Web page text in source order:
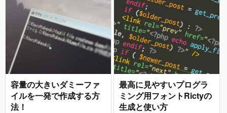
容量の大きいダミーファ
イルを一発で作成する方
法！
最高に見やすいプログラ
ミング用フォントRictyの
生成と使い方